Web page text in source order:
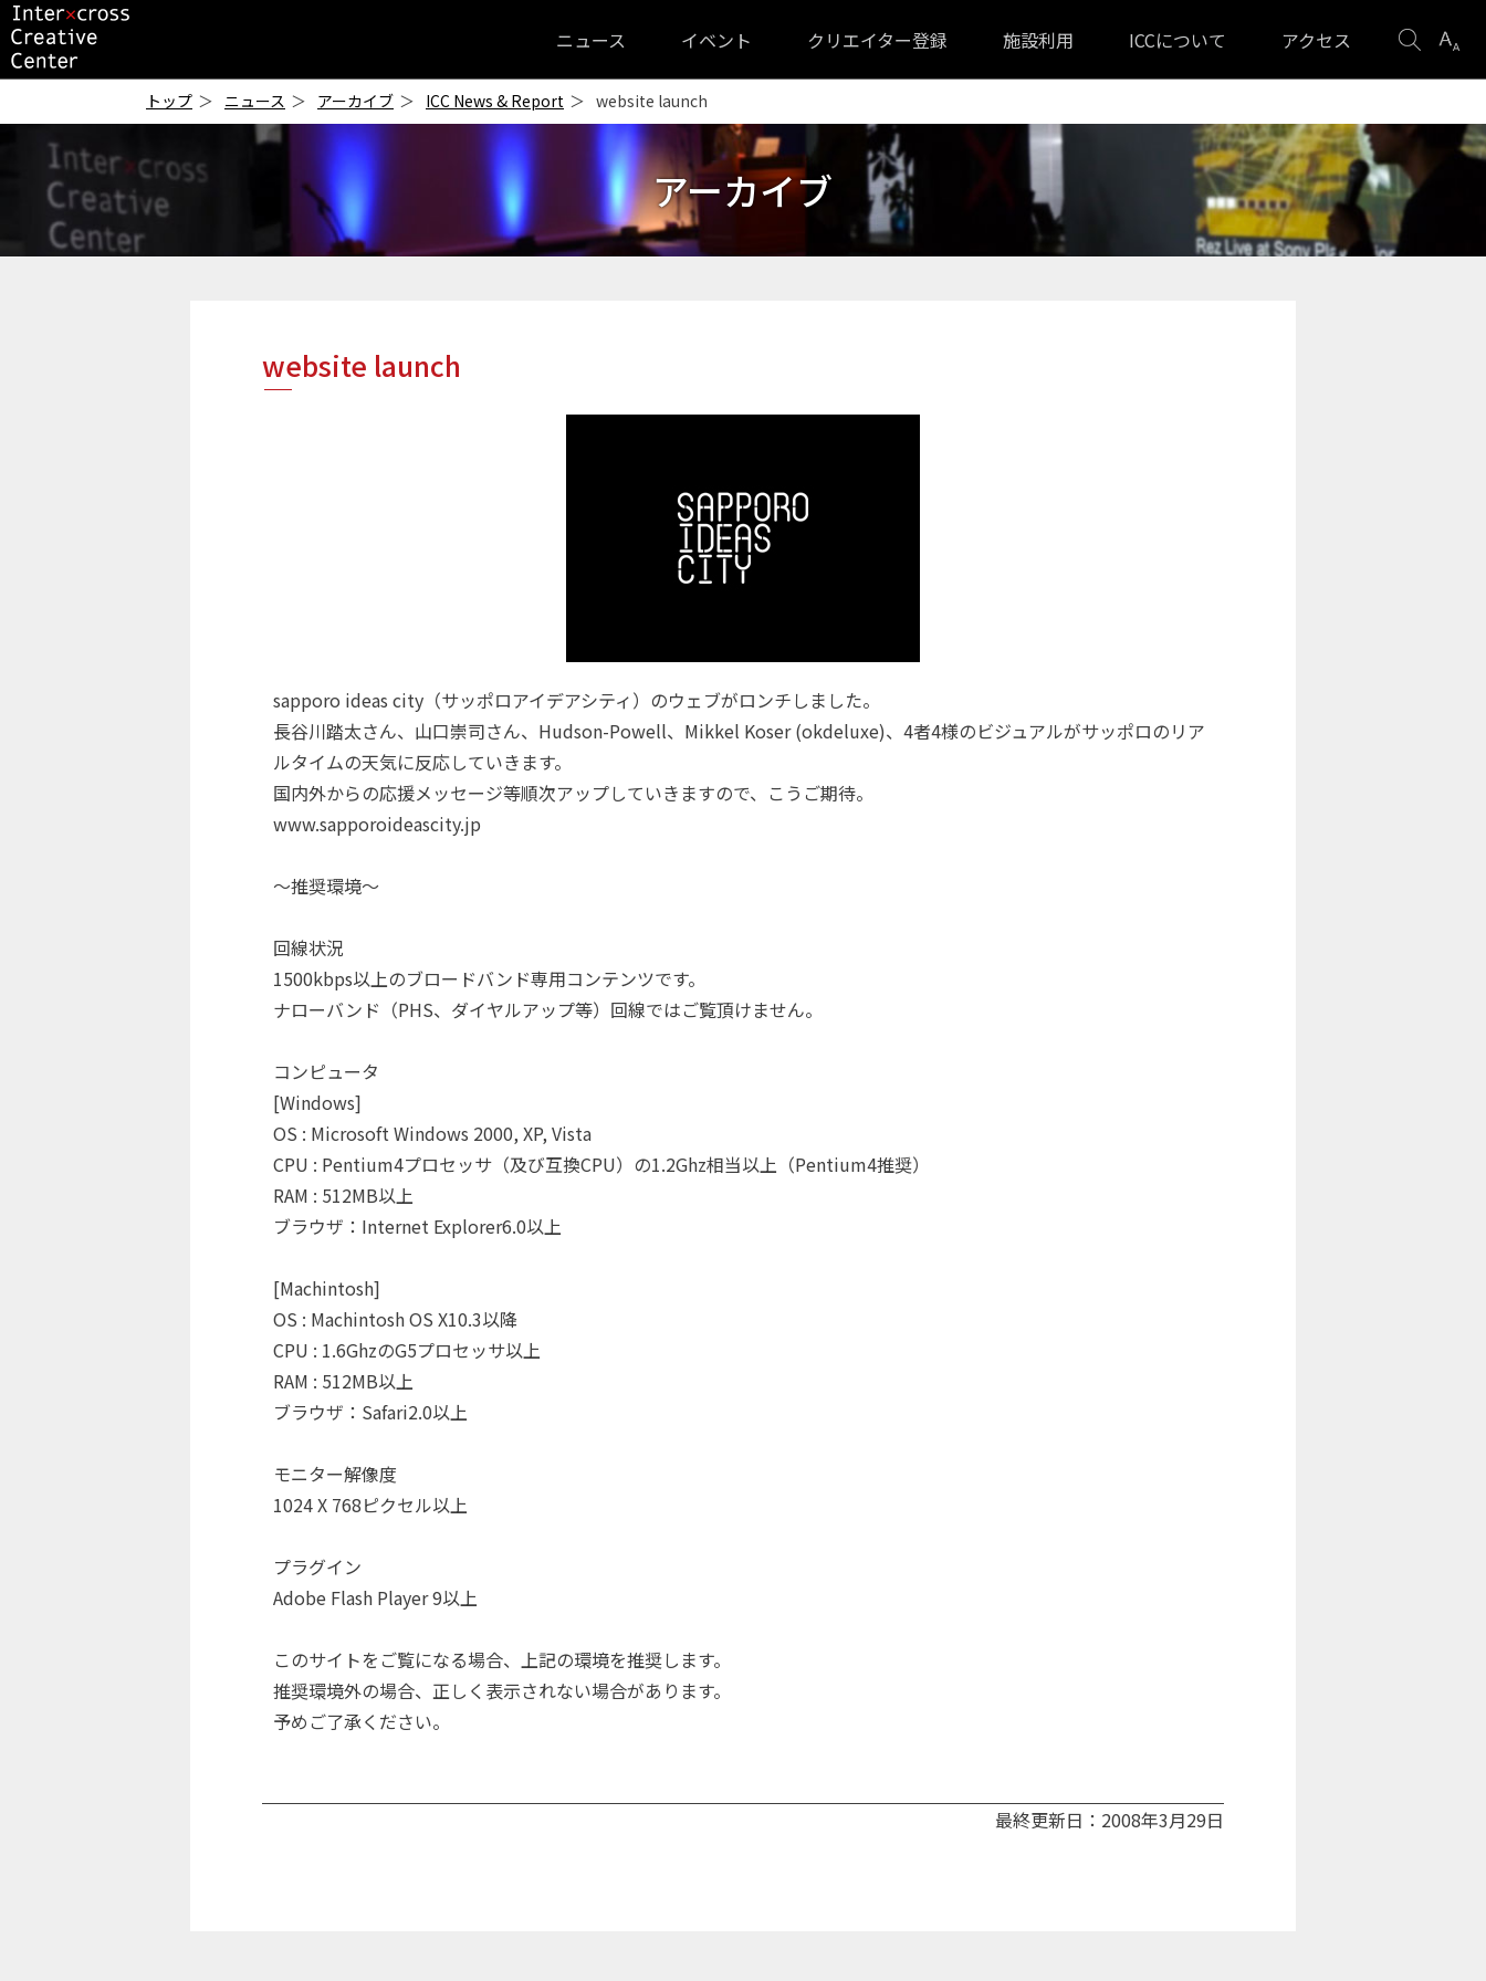
ICC
ニュース イベント クリエイター登録 施設利用 ICCについて アクセス
検
表
設
トップ ニュース アーカイブ ICC News & Report website launch
アーカイブ
website launch
sapporo ideas city（サッポロアイデアシティ）のウェブがロンチしました。
長谷川踏太さん、山口崇司さん、Hudson-Powell、Mikkel Koser (okdeluxe)、4者4様のビジュアルがサッポロのリア
ルタイムの天気に反応していきます。
国内外からの応援メッセージ等順次アップしていきますので、こうご期待。
www.sapporoideascity.jp
～推奨環境～
回線状況
1500kbps以上のブロードバンド専用コンテンツです。
ナローバンド（PHS、ダイヤルアップ等）回線ではご覧頂けません。
コンピュータ
[Windows]
OS : Microsoft Windows 2000, XP, Vista
CPU : Pentium4プロセッサ（及び互換CPU）の1.2Ghz相当以上（Pentium4推奨）
RAM : 512MB以上
ブラウザ：Internet Explorer6.0以上
[Machintosh]
OS : Machintosh OS X10.3以降
CPU : 1.6GhzのG5プロセッサ以上
RAM : 512MB以上
ブラウザ：Safari2.0以上
モニター解像度
1024 X 768ピクセル以上
プラグイン
Adobe Flash Player 9以上
このサイトをご覧になる場合、上記の環境を推奨します。
推奨環境外の場合、正しく表示されない場合があります。
予めご了承ください。
最終更新日：2008年3月29日